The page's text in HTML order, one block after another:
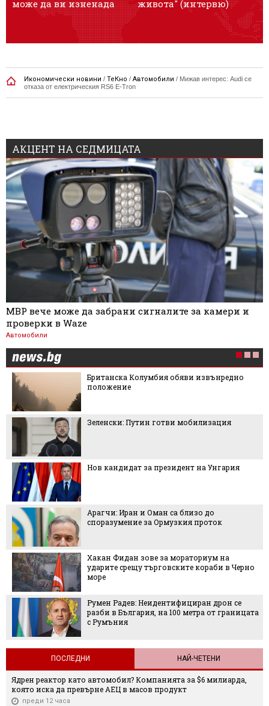
може да ви изненада
живота" (интервю)
Икономически новини / ТеКно / Автомобили / Мижав интерес: Audi се
отказа от електрическия RS6 E-Tron
АКЦЕНТ НА СЕДМИЦАТА
МВР вече може да забрани сигналите за камери и
проверки в Waze
Автомобили
Британска Колумбия обяви извънредно
положение
Зеленски: Путин готви мобилизация
Нов кандидат за президент на Унгария
Арагчи: Иран и Оман са близо до
споразумение за Ормузкия проток
Хакан Фидан зове за мораториум на
ударите срещу търговските кораби в Черно
море
Румен Радев: Неидентифициран дрон се
разби в България, на 100 метра от границата
с Румъния
ПОСЛЕДНИ НАЙ-ЧЕТЕНИ
Ядрен реактор като автомобил? Компанията за $6 милиарда,
която иска да превърне АЕЦ в масов продукт
преди 12 часа